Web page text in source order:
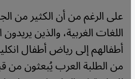
على الرغم من أن الكثير من
اللغات الغربية، والذين
أطفالهم إلى رياض أطفال
من الطلبة العرب يُبعثون من